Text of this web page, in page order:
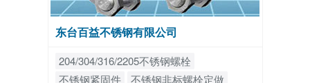
东台百益不锈钢有限公司
204/304/316/2205不锈钢螺栓
不锈钢紧固件
不锈钢非标螺栓定做